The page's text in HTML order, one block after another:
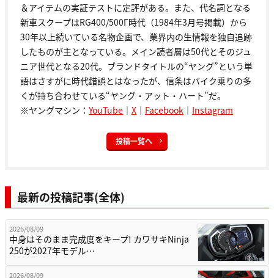
＆アイテムの実証テストに定評がある。また、代名詞となる
新車スクープはRG400/500Γ時代（1984年3月号掲載）から
30年以上続いている名物企画で、業界内の生情報を独自追跡
したものが主となっている。メイン読者層は50代とそのジュ
ニア世代となる20代。ブランドタイトルの“ヤング”という単
語はさすがに時代錯誤とはなったが、信条はバイク乗りの多
くが持ち合わせている“ヤング・アット・ハート”だ。
※ヤングマシン： YouTube ｜ X ｜ Facebook ｜ Instagram
投稿一覧へ
最新の投稿記事(全体)
2026/08/09
中身はそのまま完成度をキープ! カワサキNinja
250が2027年モデル…
2026/08/09